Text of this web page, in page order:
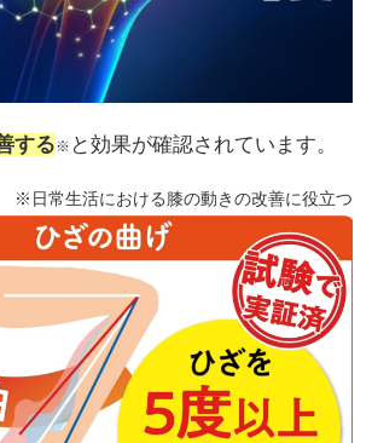
する※ と効果が確認されています。
※日常生活における膝の動きの改善に役立つ